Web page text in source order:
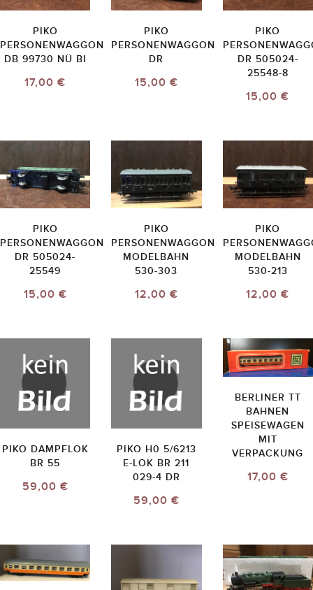
PIKO
PERSONENWAGGON
DB 99730 NÜ BI
17,00 €
PIKO
PERSONENWAGGON
DR
15,00 €
PIKO
DR 505024-
25548-8
15,00 €
PIKO
PERSONENWAGGON
DR 505024-
25549
15,00 €
PIKO
PERSONENWAGGON
MODELBAHN
530-303
12,00 €
PIKO
MODELBAHN
530-213
12,00 €
PIKO DAMPFLOK
BR 55
59,00 €
PIKO H0 5/6213
E-LOK BR 211
029-4 DR
59,00 €
BERLINER TT
BAHNEN
SPEISEWAGEN
MIT
VERPACKUNG
17,00 €